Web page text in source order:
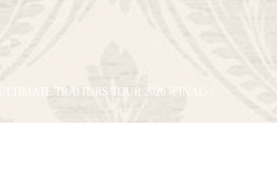
TRAITORS TOUR 2026 -FINAL-」